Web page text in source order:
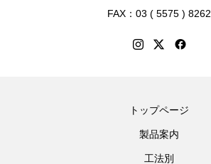
FAX：03 ( 5575 ) 8262
トップページ
製品案内
工法別